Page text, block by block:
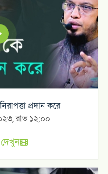
প্রদান করে
রাত ১২:০০
দেখুন